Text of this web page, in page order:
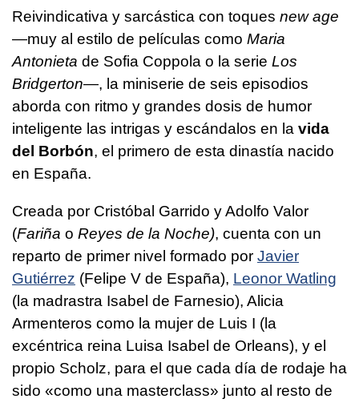
Reivindicativa y sarcástica con toques new age
—muy al estilo de películas como Maria
Antonieta de Sofia Coppola o la serie Los
Bridgerton—, la miniserie de seis episodios
aborda con ritmo y grandes dosis de humor
inteligente las intrigas y escándalos en la vida
del Borbón, el primero de esta dinastía nacido
en España.
Creada por Cristóbal Garrido y Adolfo Valor
(Fariña o Reyes de la Noche), cuenta con un
reparto de primer nivel formado por Javier
Gutiérrez (Felipe V de España), Leonor Watling
(la madrastra Isabel de Farnesio), Alicia
Armenteros como la mujer de Luis I (la
excéntrica reina Luisa Isabel de Orleans), y el
propio Scholz, para el que cada día de rodaje ha
sido «como una masterclass» junto al resto de